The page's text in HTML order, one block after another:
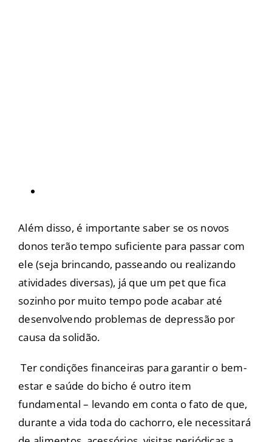
Além disso, é importante saber se os novos
donos terão tempo suficiente para passar com
ele (seja brincando, passeando ou realizando
atividades diversas), já que um pet que fica
sozinho por muito tempo pode acabar até
desenvolvendo problemas de depressão por
causa da solidão.
Ter condições financeiras para garantir o bem-
estar e saúde do bicho é outro item
fundamental – levando em conta o fato de que,
durante a vida toda do cachorro, ele necessitará